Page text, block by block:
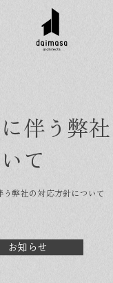
伴う弊
て
弊社の対応方針について
お知らせ
へ